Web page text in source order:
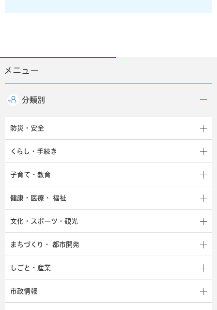
メニュー
分類別
防災・安全
くらし・手続き
子育て・教育
健康・医療・ 福祉
文化・スポーツ・観光
まちづくり・ 都市開発
しごと・産業
市政情報